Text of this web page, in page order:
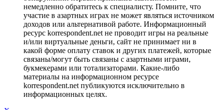
немедленно обратитесь к специалисту. Помните, что
участие в азартных играх не может являться источником
доходов или альтернативой работе. Информационный
ресурс korrespondent.net не проводит игры на реальные
и/или виртуальные деньги, сайт не принимает ни в
какой форме оплату ставок и других платежей, которые
связаны/могут быть связаны с азартными играми,
букмекерами или тотализаторами. Какие-либо
материалы на информационном ресурсе
korrespondent.net публикуются исключительно в
информационных целях.